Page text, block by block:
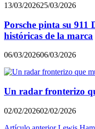
13/03/202625/03/2026
Porsche pinta su 911
históricas de la marca
06/03/202606/03/2026
Un radar fronterizo
02/02/202602/02/2026